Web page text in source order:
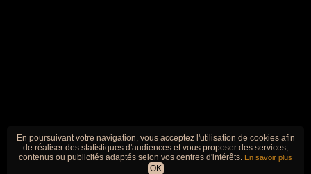
En poursuivant votre navigation, vous acceptez l'utilisation de cookies afin
de réaliser des statistiques d'audiences et vous proposer des services,
contenus ou publicités adaptés selon vos centres d'intérêts. En savoir plus
OK